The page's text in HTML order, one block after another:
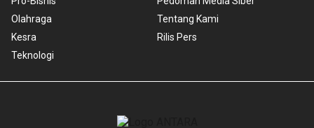
Olahraga
Kesra
Teknologi
Tentang Kami
Rilis Pers